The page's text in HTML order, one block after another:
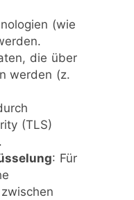
(wie
die über
werden (z.
(TLS)
: Für